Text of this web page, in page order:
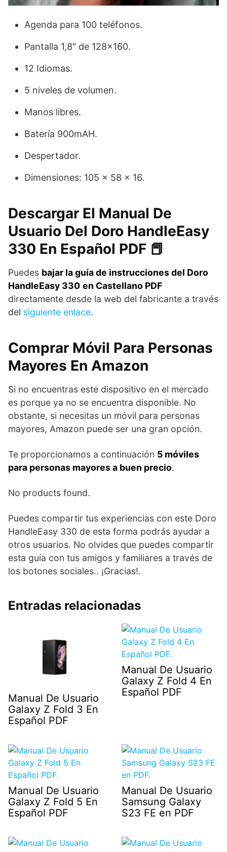
Agenda para 100 teléfonos.
Pantalla 1,8″ de 128×160.
12 Idiomas.
5 niveles de volumen.
Manos libres.
Batería 900mAH.
Despertador.
Dimensiones: 105 x 58 x 16.
Descargar El Manual De
Usuario Del Doro HandleEasy
330 En Español PDF 📕
Puedes bajar la guía de instrucciones del Doro
HandleEasy 330 en Castellano PDF
directamente desde la web del fabricante a través
del siguiente enlace.
Comprar Móvil Para Personas
Mayores En Amazon
Si no encuentras este dispositivo en el mercado
es porque ya no se encuentra disponible. No
obstante, si necesitas un móvil para personas
mayores, Amazon puede ser una gran opción.
Te proporcionamos a continuación 5 móviles
para personas mayores a buen precio.
No products found.
Puedes compartir tus experiencias con este Doro
HandleEasy 330 de esta forma podrás ayudar a
otros usuarios. No olvides que puedes compartir
esta guía con tus amigos y familiares a través de
los botones sociales.. ¡Gracias!.
Entradas relacionadas
Manual De Usuario
Galaxy Z Fold 3 En
Español PDF
Manual De Usuario
Galaxy Z Fold 4 En
Español PDF
Manual De Usuario
Galaxy Z Fold 5 En
Español PDF
Manual De Usuario
Samsung Galaxy
S23 FE en PDF